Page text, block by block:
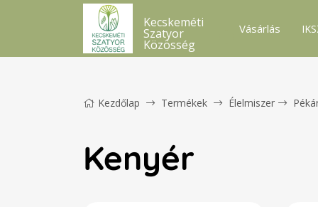
Kecskeméti
Szatyor
Közösség
Vásárlás
Kezdőlap Termékek Élelmiszer
Kenyér